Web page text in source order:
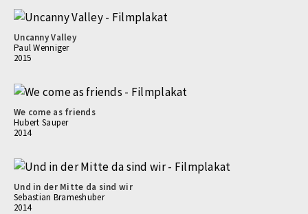
Uncanny Valley
Paul Wenniger
2015
We come as friends
Hubert Sauper
2014
Und in der Mitte da sind wir
Sebastian Brameshuber
2014